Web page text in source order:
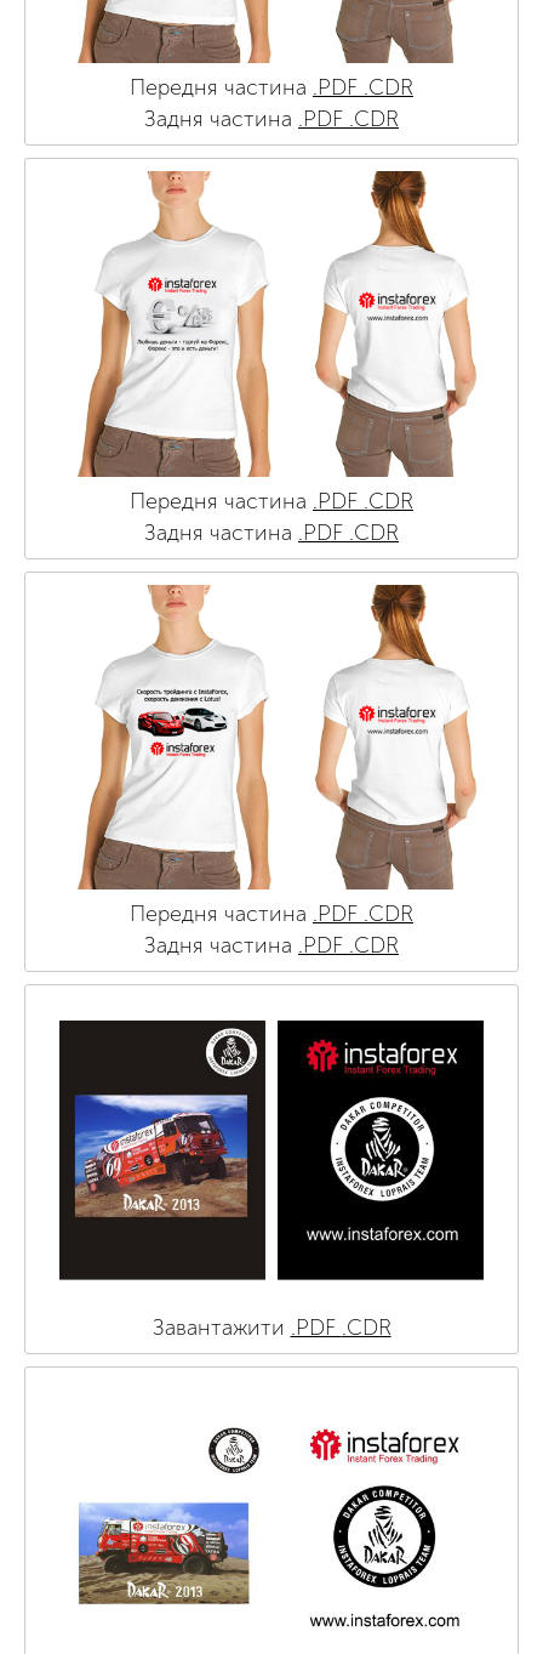
Передня частина .PDF .CDR
Задня частина .PDF .CDR
Передня частина .PDF .CDR
Задня частина .PDF .CDR
Передня частина .PDF .CDR
Задня частина .PDF .CDR
Завантажити .PDF .CDR